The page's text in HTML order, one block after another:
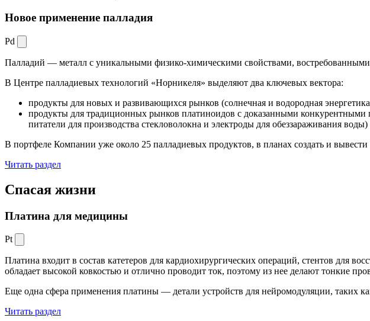
Новое применение палладия
Pd
Палладий — металл с уникальными физико-химическими свойствами,
В Центре палладиевых технологий «Норникеля» выделяют два ключевых вектора:
продукты для новых и развивающихся рынков (солнечная и водородная
продукты для традиционных рынков платиноидов с доказанными
питатели для производства стекловолокна и электроды для обеззараживания воды)
В портфеле Компании уже около 25 палладиевых продуктов, в планах создать и
Читать раздел
Спасая жизни
Платина для медицины
Pt
Платина входит в состав катетеров для кардиохирургических операций, стентов для
обладает высокой ковкостью и отлично проводит ток, поэтому из нее делают тонкие
Еще одна сфера применения платины — детали устройств для нейромодуляции, таких
Читать раздел